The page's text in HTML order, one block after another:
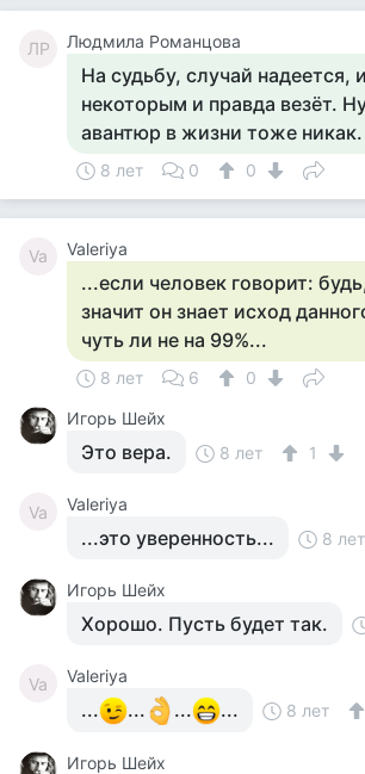
ЛР Людмила Романцова
На судьбу, случай надеется,
некоторым и правда везёт.
авантюр в жизни тоже никак.
8 лет 0 0
Va Valeriya
...если человек говорит:
значит он знает исход
чуть ли не на 99%...
8 лет 6
0
Игорь Шейх
Это вера. 8 лет 1
Va Valeriya
...это уверенность... 8 лет
Игорь Шейх
Хорошо. Пусть будет так.
Va Valeriya
... ... ... ... 8 лет
Игорь Шейх